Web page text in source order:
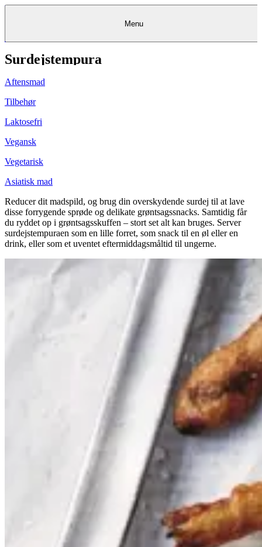
KantineKantineKantine
FrokostordningFrokostordning
Catering
Madkurser
& Teambuilding
Opskrifter
RestauranterRestauranter
Bagerier
Foodservice
Detail
Projekter
rådgivning
Eventkalender
KøbKøbgavekortgavekort
KundeserviceKundeservice
Menu
Surdejstempura
Aftensmad
Tilbehør
Laktosefri
Vegansk
Vegetarisk
Asiatisk mad
Reducer dit madspild, og brug din overskydende surdej til at lave
disse forrygende sprøde og delikate grøntsagssnacks. Samtidig får
du ryddet op i grøntsagsskuffen – stort set alt kan bruges. Server
surdejstempuraen som en lille forret, som snack til en øl eller en
drink, eller som et uventet eftermiddagsmåltid til ungerne.